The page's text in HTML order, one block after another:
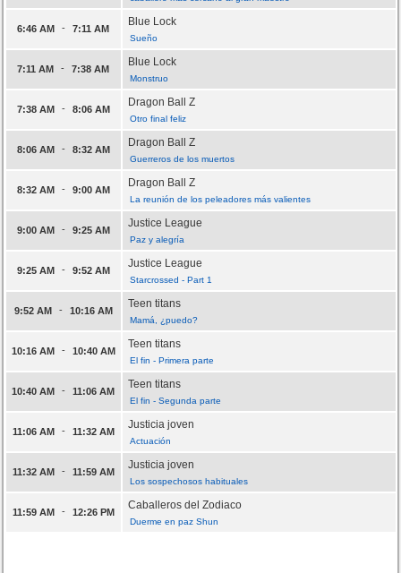
6:46 AM - 7:11 AM
Blue Lock
Sueño
7:11 AM - 7:38 AM
Blue Lock
Monstruo
7:38 AM - 8:06 AM
Dragon Ball Z
Otro final feliz
8:06 AM - 8:32 AM
Dragon Ball Z
Guerreros de los muertos
8:32 AM - 9:00 AM
Dragon Ball Z
La reunión de los peleadores más valientes
9:00 AM - 9:25 AM
Justice League
Paz y alegría
9:25 AM - 9:52 AM
Justice League
Starcrossed - Part 1
9:52 AM - 10:16 AM
Teen titans
Mamá, ¿puedo?
10:16 AM - 10:40 AM
Teen titans
El fin - Primera parte
10:40 AM - 11:06 AM
Teen titans
El fin - Segunda parte
11:06 AM - 11:32 AM
Justicia joven
Actuación
11:32 AM - 11:59 AM
Justicia joven
Los sospechosos habituales
11:59 AM - 12:26 PM
Caballeros del Zodiaco
Duerme en paz Shun